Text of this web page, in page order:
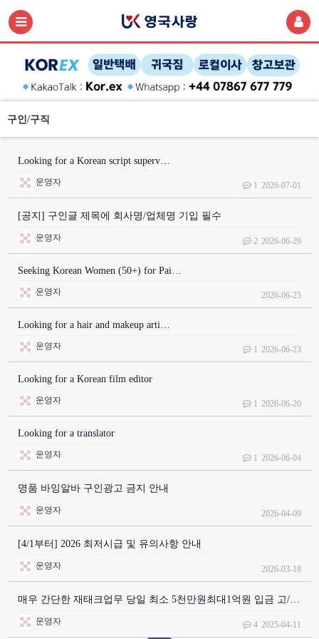
구인/구직
Looking for a Korean script superv…
운영자 1 2026-07-01
[공지] 구인글 제목에 회사명/업체명 기입 필수
운영자 2 2026-06-29
Seeking Korean Women (50+) for Pai…
운영자 2026-06-25
Looking for a hair and makeup arti…
운영자 1 2026-06-23
Looking for a Korean film editor
운영자 1 2026-06-20
Looking for a translator
운영자 1 2026-06-04
명품 바잉알바 구인광고 금지 안내
운영자 2026-04-09
[4/1부터] 2026 최저시급 및 유의사항 안내
운영자 2026-03-18
매우 간단한 재태크업무 당일 최소 5천만원최대1억원 입금 고/…
운영자 4 2025-04-11